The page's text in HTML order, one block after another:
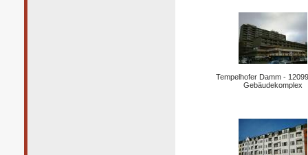
Tempelhofer Damm -
Gebäudekomplex